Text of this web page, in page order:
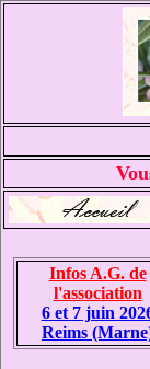
Infos A.G. de
l'association
6 et 7 juin
Reims